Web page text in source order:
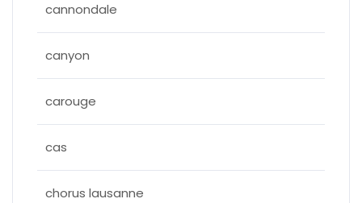
cannondale
canyon
carouge
cas
chorus lausanne